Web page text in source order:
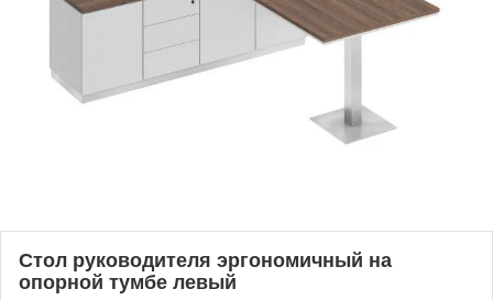
Стол руководителя эргономичный на
опорной тумбе левый